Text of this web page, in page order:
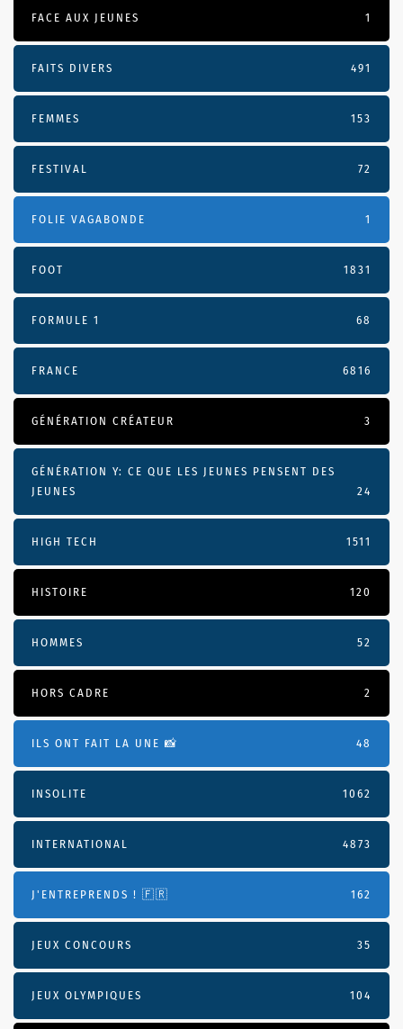
FACE AUX JEUNES 1
FAITS DIVERS 491
FEMMES 153
FESTIVAL 72
FOLIE VAGABONDE 1
FOOT 1831
FORMULE 1 68
FRANCE 6816
GÉNÉRATION CRÉATEUR 3
GÉNÉRATION Y: CE QUE LES JEUNES PENSENT DES
JEUNES
24
HIGH TECH 1511
HISTOIRE 120
HOMMES 52
HORS CADRE 2
ILS ONT FAIT LA UNE 📸 48
INSOLITE 1062
INTERNATIONAL 4873
J'ENTREPRENDS ! 🇫🇷 162
JEUX CONCOURS 35
JEUX OLYMPIQUES 104